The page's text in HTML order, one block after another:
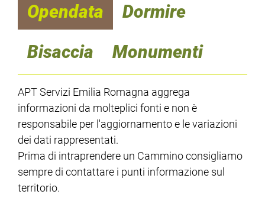
Opendata
Dormire
Bisaccia
Monumenti
APT Servizi Emilia Romagna aggrega
informazioni da molteplici fonti e non è
responsabile per l'aggiornamento e le variazioni
dei dati rappresentati.
Prima di intraprendere un Cammino consigliamo
sempre di contattare i punti informazione sul
territorio.